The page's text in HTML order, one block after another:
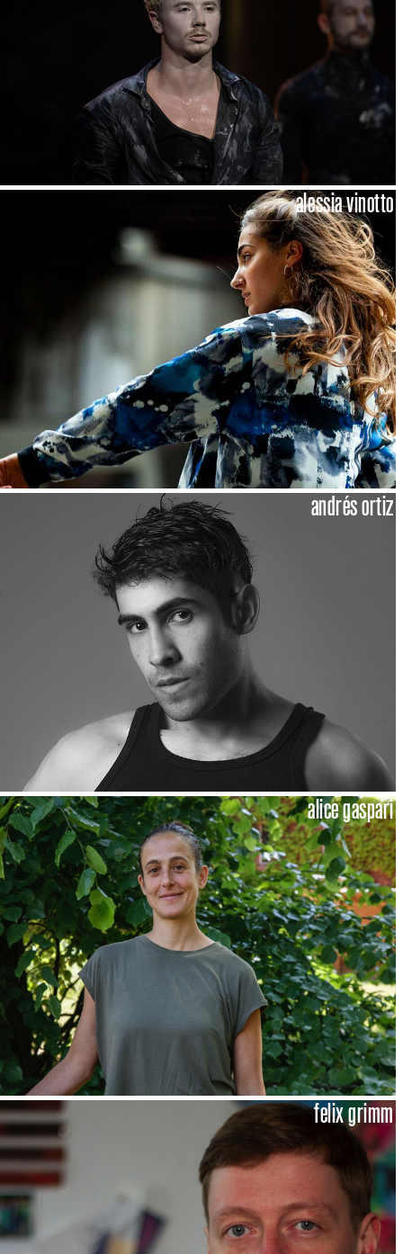
alessia vinotto
andrés ortiz
alice gaspari
felix grimm